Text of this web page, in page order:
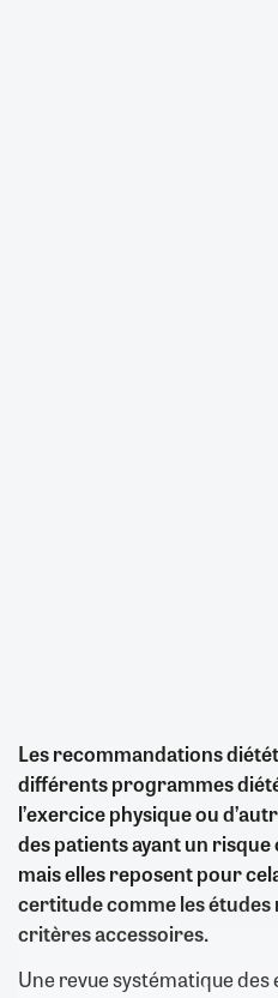
Les recommandations
différents programmes
l’exercice physique ou
des patients ayant un
mais elles reposent pour
certitude comme les
critères accessoires.
Une revue systématique